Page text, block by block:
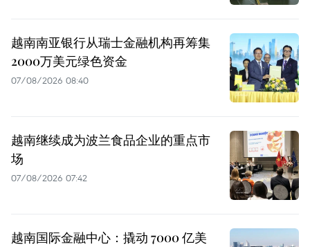
越南南亚银行从瑞士金融机构再筹集
2000万美元绿色资金
07/08/2026 08:40
越南继续成为波兰食品企业的重点市
场
07/08/2026 07:42
越南国际金融中心：撬动 7000 亿美